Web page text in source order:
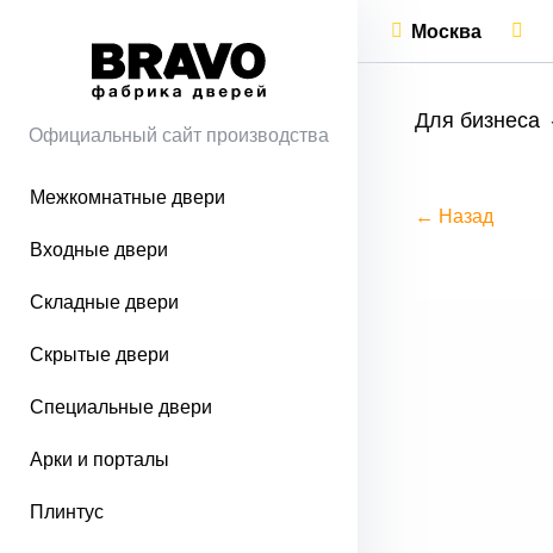
Официальный сайт производства
Межкомнатные двери
Входные двери
Складные двери
Скрытые двери
Специальные двери
Арки и порталы
Плинтус
Москва
Для бизнеса
← Назад